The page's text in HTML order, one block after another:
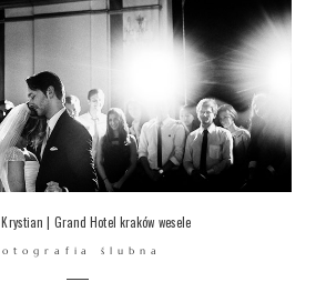
| Grand Hotel kraków wesele
ślubna